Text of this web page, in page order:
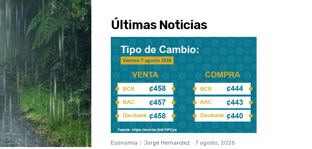
Últimas Noticias
Economía Jorge Hernandez - 7 agosto, 2026